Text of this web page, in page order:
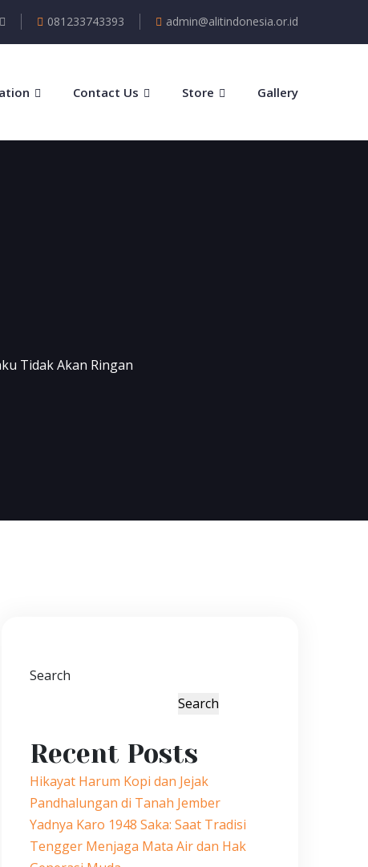
081233743393 admin@alitindonesia.or.id
Contact Us Store Gallery
Tidak Akan Ringan
Search
Search
Recent Posts
Hikayat Harum Kopi dan Jejak
Pandhalungan di Tanah Jember
Yadnya Karo 1948 Saka: Saat Tradisi
Tengger Menjaga Mata Air dan Hak